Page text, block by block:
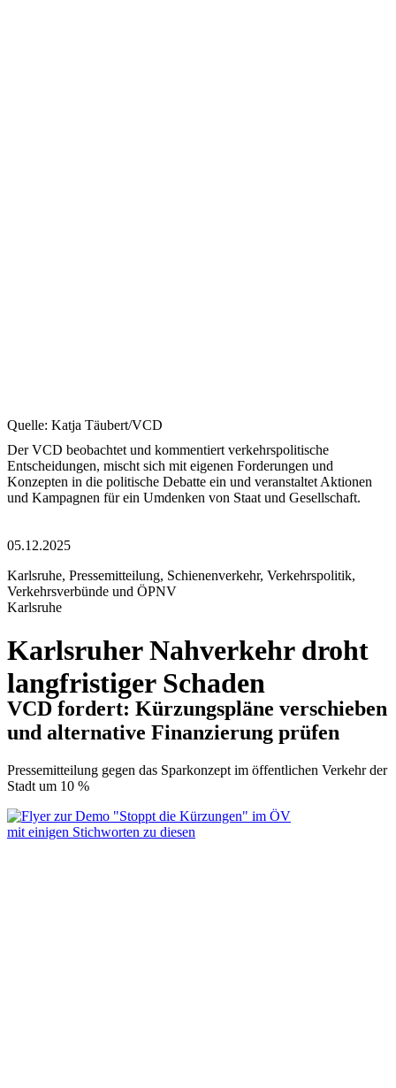
Quelle: Katja Täubert/VCD
Der VCD beobachtet und kommentiert verkehrspolitische
Entscheidungen, mischt sich mit eigenen Forderungen und
Konzepten in die politische Debatte ein und veranstaltet Aktionen
und Kampagnen für ein Umdenken von Staat und Gesellschaft.
05.12.2025
Karlsruhe, Pressemitteilung, Schienenverkehr, Verkehrspolitik,
Verkehrsverbünde und ÖPNV
Karlsruhe
Karlsruher Nahverkehr droht
langfristiger Schaden
VCD fordert: Kürzungspläne verschieben
und alternative Finanzierung prüfen
Pressemitteilung gegen das Sparkonzept im öffentlichen Verkehr der
Stadt um 10 %